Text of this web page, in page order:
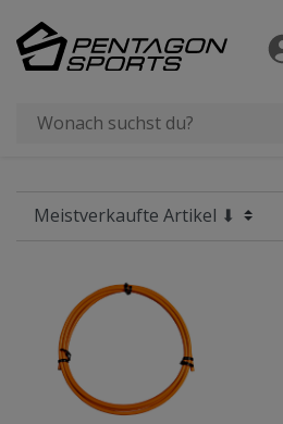
Filter
×
Reifengrößen
Radgröße